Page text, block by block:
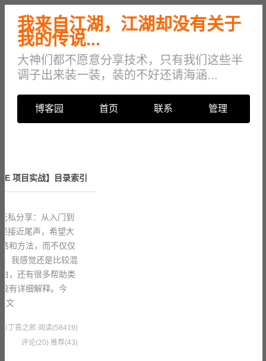
我来自江湖，江湖却没有关于
我的传说...
大神们都不愿意分享技术，只有我们这些半
调子出来装一装，装的不好还请海涵...
博客园 首页 联系 管理
项目实战】目录索引
私分享：从入门到
接近尾声，希望大
和方法，而不仅仅
我感觉还是比较混
，还有很多帮助类
有详细解释。今
文
丁喜之郎 阅读(58419)
评论(20) 推荐(43)